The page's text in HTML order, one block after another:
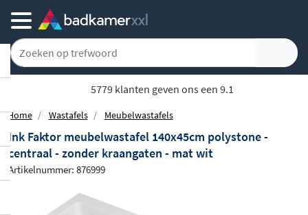
Gratis bezorgd vanaf 100,-
Home Wastafels Meubelwastafels
Ink Faktor meubelwastafel 140x45cm polystone -
centraal - zonder kraangaten - mat wit
Artikelnummer: 876999